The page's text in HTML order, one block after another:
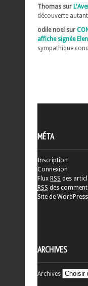
Thomas sur
découverte
odile noel sur
affiche signée
sympathique
MÉTA
Inscription
Connexion
Flux RSS des
RSS des
Site de
ARCHIVES
Archives